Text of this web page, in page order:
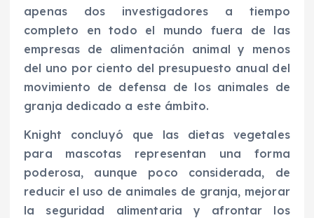
apenas dos investigadores a tiempo
completo en todo el mundo fuera de las
empresas de alimentación animal y menos
del uno por ciento del presupuesto anual del
movimiento de defensa de los animales de
granja dedicado a este ámbito.
Knight concluyó que las dietas vegetales
para mascotas representan una forma
poderosa, aunque poco considerada, de
reducir el uso de animales de granja, mejorar
la seguridad alimentaria y afrontar los